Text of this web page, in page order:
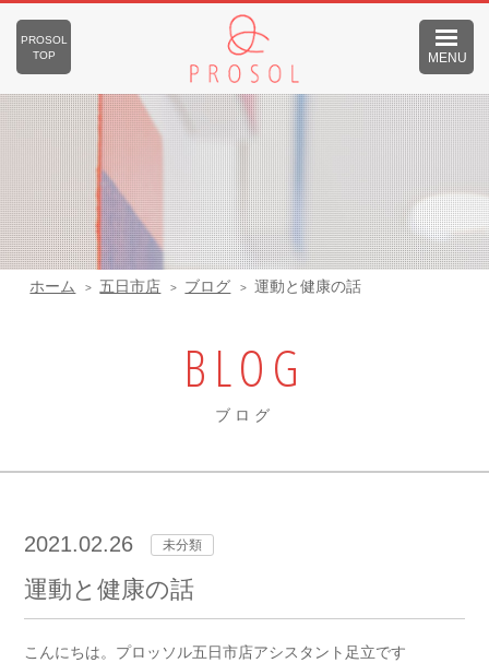
MENU
PROSOL
TOP
ホーム 五日市店 ブログ 運動と健康の話
BLOG
ブログ
2021.02.26 未分類
運動と健康の話
こんにちは。プロッソル五日市店アシスタント足立です